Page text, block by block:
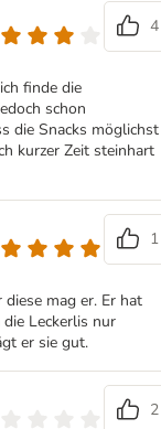
4
finde die
schon
die Snacks möglichst
kurzer Zeit steinhart
1
mag er. Er hat
Leckerlis nur
er sie gut.
2